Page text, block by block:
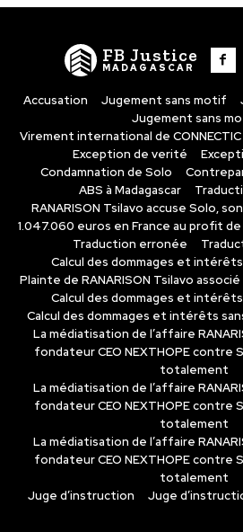
FB Justice
MADAGASCAR
Accusation Jugement sans motif
Jugement sans
Virement international de CONNECTIC
Exception de verité
Condamnation de Solo
ABS à Madagascar
RANARISON Tsilavo accuse Solo,
1.047.060 euros en France au profit de
Traduction erronée
Calcul des dommages et
Plainte de RANARISON Tsilavo associé
Calcul des dommages et
Calcul des dommages et intérêts
La médiatisation de l’affaire
fondateur CEO NEXTHOPE contre
totalement
La médiatisation de l’affaire
fondateur CEO NEXTHOPE contre
totalement
La médiatisation de l’affaire
fondateur CEO NEXTHOPE contre
totalement
Juge d’instruction
Juge